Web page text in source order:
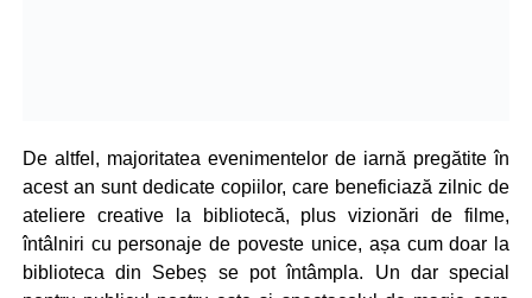
De altfel, majoritatea evenimentelor de iarnă pregătite în
acest an sunt dedicate copiilor, care beneficiază zilnic de
ateliere creative la bibliotecă, plus vizionări de filme,
întâlniri cu personaje de poveste unice, așa cum doar la
biblioteca din Sebeș se pot întâmpla. Un dar special